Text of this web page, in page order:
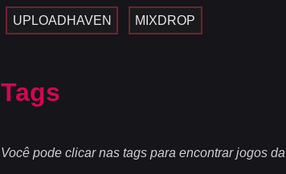
UPLOADHAVEN MIXDROP
Tags
Você pode clicar nas tags para encontrar jogos